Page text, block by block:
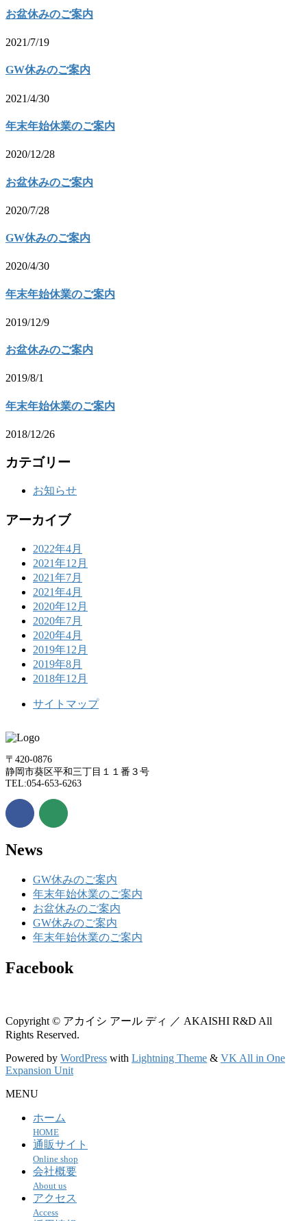
お盆休みのご案内
2021/7/19
GW休みのご案内
2021/4/30
年末年始休業のご案内
2020/12/28
お盆休みのご案内
2020/7/28
GW休みのご案内
2020/4/30
年末年始休業のご案内
2019/12/9
お盆休みのご案内
2019/8/1
年末年始休業のご案内
2018/12/26
カテゴリー
お知らせ
アーカイブ
2022年4月
2021年12月
2021年7月
2021年4月
2020年12月
2020年7月
2020年4月
2019年12月
2019年8月
2018年12月
サイトマップ
〒420-0876
静岡市葵区平和三丁目１１番３号
TEL:054-653-6263
News
GW休みのご案内
年末年始休業のご案内
お盆休みのご案内
GW休みのご案内
年末年始休業のご案内
Facebook
Copyright © アカイシ アール ディ ／ AKAISHI R&D All
Rights Reserved.
Powered by WordPress with Lightning Theme & VK All in One
Expansion Unit
MENU
ホーム
HOME
通販サイト
Online shop
会社概要
About us
アクセス
Access